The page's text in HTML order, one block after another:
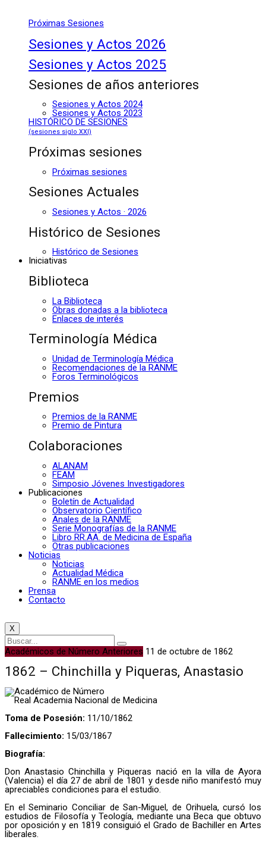
Próximas Sesiones
Sesiones y Actos 2026
Sesiones y Actos 2025
Sesiones de años anteriores
Sesiones y Actos 2024
Sesiones y Actos 2023
HISTÓRICO DE SESIONES
(sesiones siglo XXI)
Próximas sesiones
Próximas sesiones
Sesiones Actuales
Sesiones y Actos · 2026
Histórico de Sesiones
Histórico de Sesiones
Iniciativas
Biblioteca
La Biblioteca
Obras donadas a la biblioteca
Enlaces de interés
Terminología Médica
Unidad de Terminología Médica
Recomendaciones de la RANME
Foros Terminológicos
Premios
Premios de la RANME
Premio de Pintura
Colaboraciones
ALANAM
FEAM
Simposio Jóvenes Investigadores
Publicaciones
Boletín de Actualidad
Observatorio Científico
Anales de la RANME
Serie Monografías de la RANME
Libro RR.AA. de Medicina de España
Otras publicaciones
Noticias
Noticias
Actualidad Médica
RANME en los medios
Prensa
Contacto
X
Académicos de Número Anteriores 11 de octubre de 1862
1862 – Chinchilla y Piqueras, Anastasio
Académico de Número
Real Academia Nacional de Medicina
Toma de Posesión: 11/10/1862
Fallecimiento: 15/03/1867
Biografía:
Don Anastasio Chinchilla y Piqueras nació en la villa de Ayora
(Valencia) el día 27 de abril de 1801 y desde niño manifestó muy
apreciables condiciones para el estudio.
En el Seminario Conciliar de San-Miguel, de Orihuela, cursó los
estudios de Filosofía y Teología, mediante una Beca que obtuvo
por oposición y en 1819 consiguió el Grado de Bachiller en Artes
liberales.